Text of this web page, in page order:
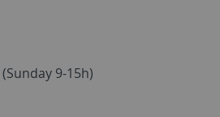
(Sunday 9-15h)